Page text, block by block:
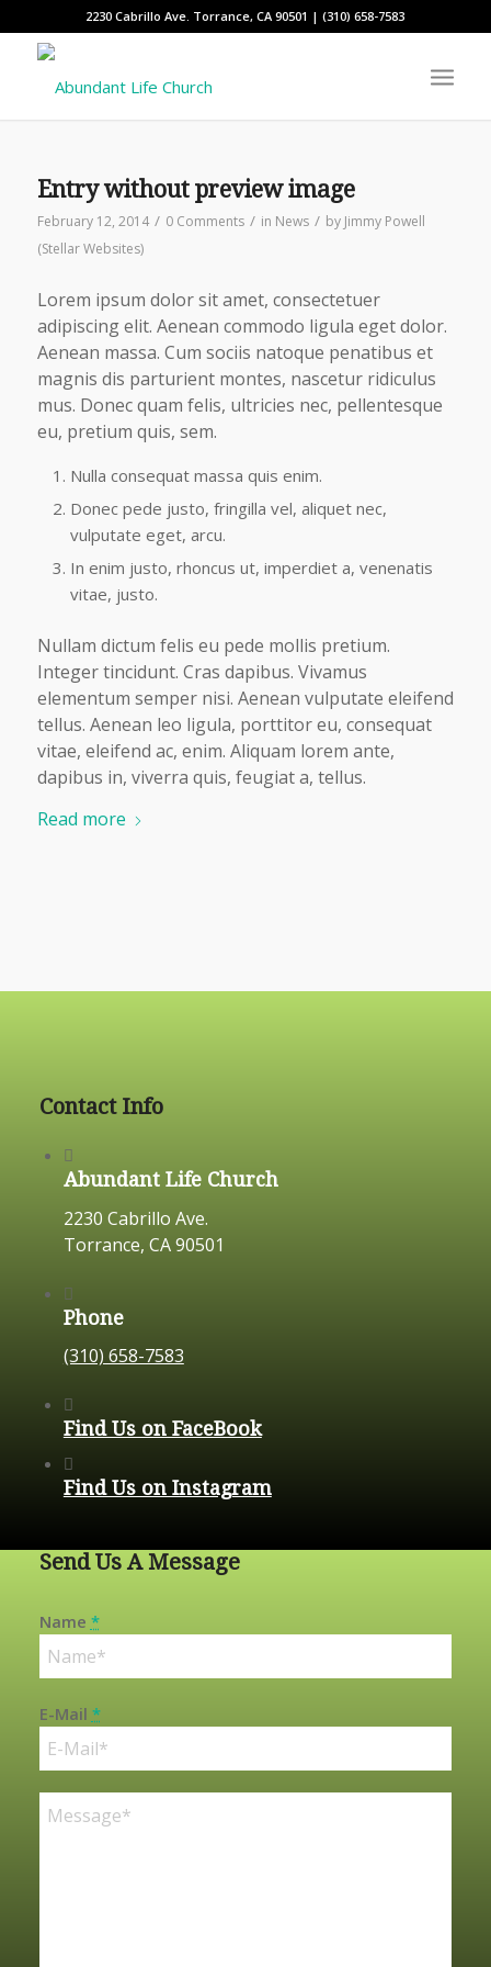
2230 Cabrillo Ave. Torrance, CA 90501 | (310) 658-7583
Entry without preview image
February 12, 2014 / 0 Comments / in News / by Jimmy Powell
(Stellar Websites)
Lorem ipsum dolor sit amet, consectetuer
adipiscing elit. Aenean commodo ligula eget dolor.
Aenean massa. Cum sociis natoque penatibus et
magnis dis parturient montes, nascetur ridiculus
mus. Donec quam felis, ultricies nec, pellentesque
eu, pretium quis, sem.
Nulla consequat massa quis enim.
Donec pede justo, fringilla vel, aliquet nec,
vulputate eget, arcu.
In enim justo, rhoncus ut, imperdiet a, venenatis
vitae, justo.
Nullam dictum felis eu pede mollis pretium.
Integer tincidunt. Cras dapibus. Vivamus
elementum semper nisi. Aenean vulputate eleifend
tellus. Aenean leo ligula, porttitor eu, consequat
vitae, eleifend ac, enim. Aliquam lorem ante,
dapibus in, viverra quis, feugiat a, tellus.
Read more
Contact Info
Abundant Life Church
2230 Cabrillo Ave.
Torrance, CA 90501
Phone
(310) 658-7583
Find Us on FaceBook
Find Us on Instagram
Send Us A Message
Name *
E-Mail *